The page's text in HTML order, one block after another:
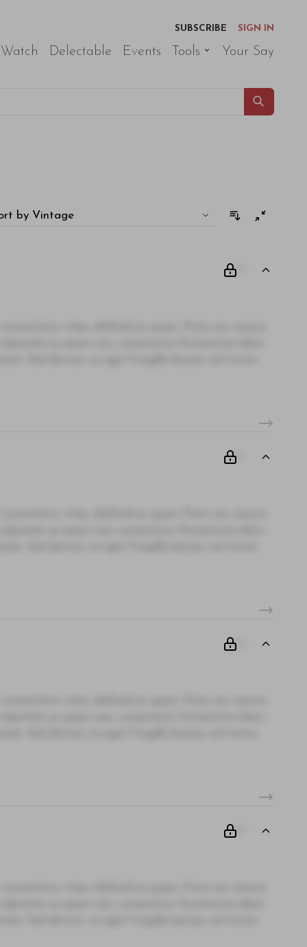
SUBSCRIBE
SIGN IN
Delectable Events Tools Your Say
by Vintage
00
ac quam non, consectetur fermentum diam.
00
ac quam non, consectetur fermentum diam.
00
ac quam non, consectetur fermentum diam.
00
ac quam non, consectetur fermentum diam.